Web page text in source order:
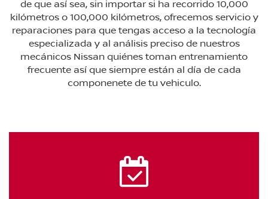
de que así sea, sin importar si ha recorrido 10,000
kilómetros o 100,000 kilómetros, ofrecemos servicio y
reparaciones para que tengas acceso a la tecnología
especializada y al análisis preciso de nuestros
mecánicos Nissan quiénes toman entrenamiento
frecuente así que siempre están al día de cada
componenete de tu vehiculo.